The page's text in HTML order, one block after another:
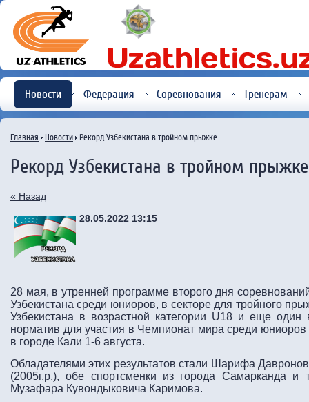
Новости Федерация Соревнования Тренерам
Главная Новости Рекорд Узбекистана в тройном прыжке
Рекорд Узбекистана в тройном прыжке
« Назад
28.05.2022 13:15
28 мая, в утренней программе второго дня
Узбекистана среди юниоров, в секторе для тройного
Узбекистана в возрастной категории U18 и еще
норматив для участия в Чемпионат мира среди
в городе Кали 1-6 августа.
Обладателями этих результатов стали Шарифа
(2005г.р.), обе спортсменки из города Самарканда и
Музафара Кувондыковича Каримова.